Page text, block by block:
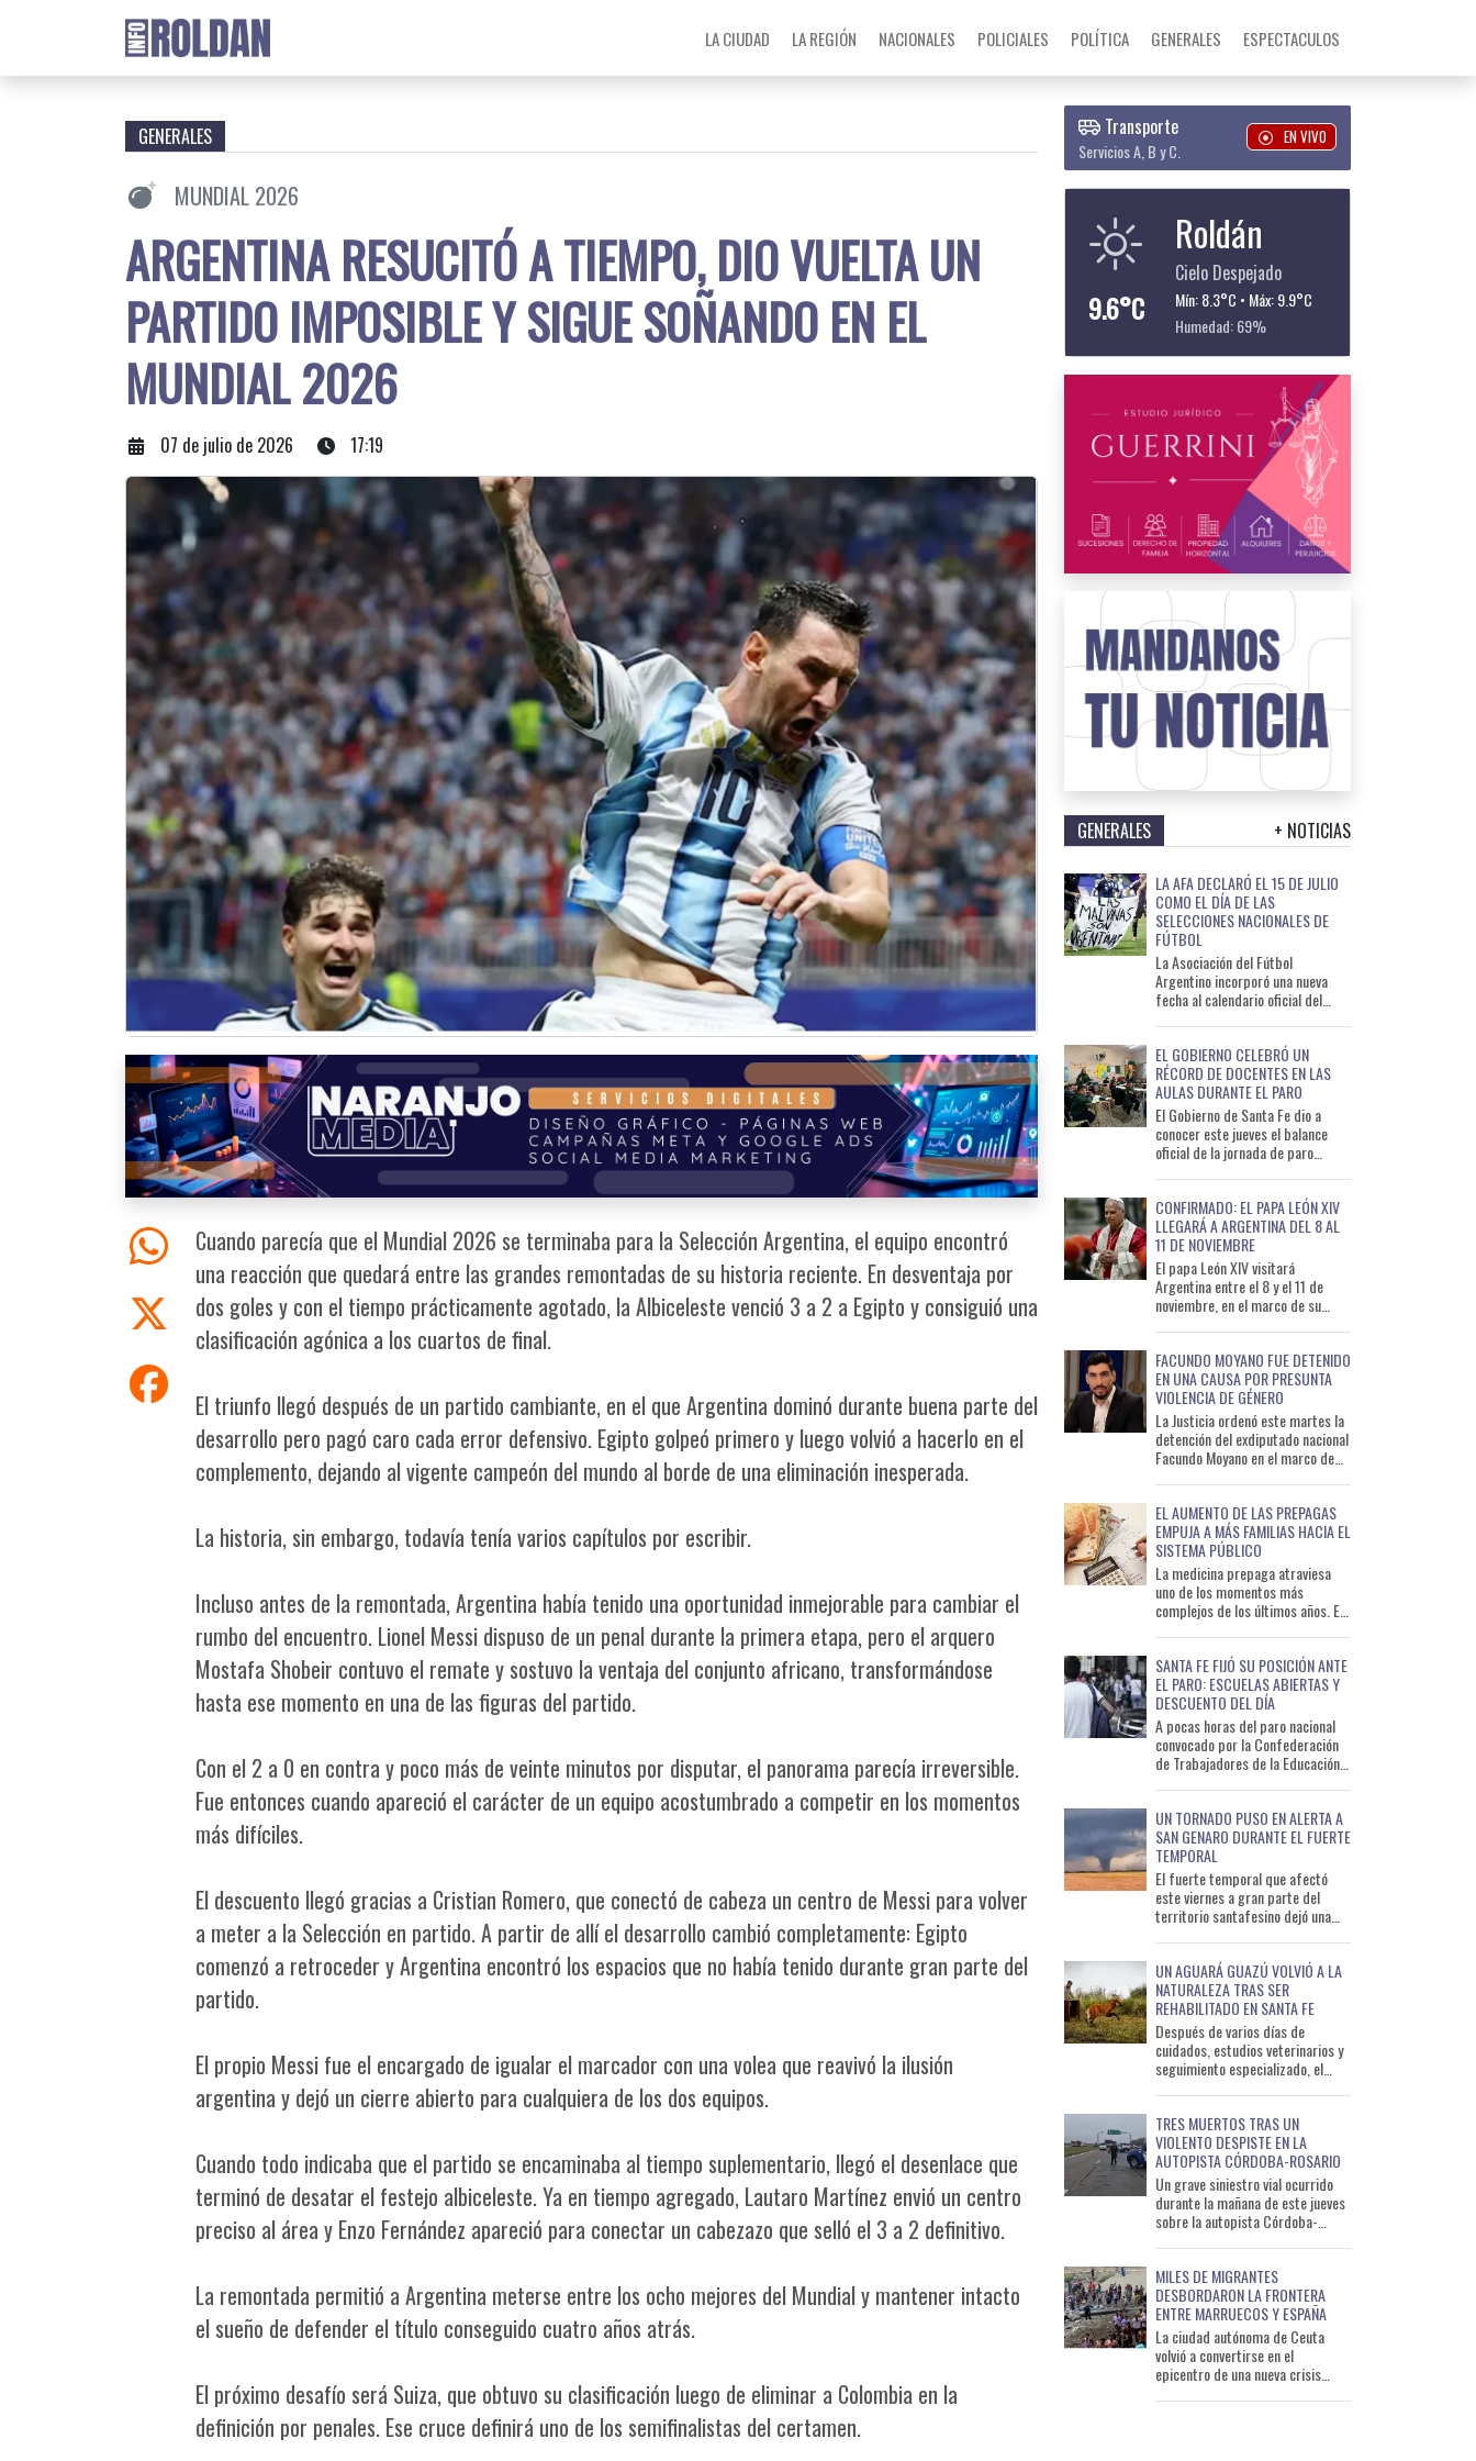
LA CIUDAD LA REGIÓN NACIONALES POLICIALES POLÍTICA GENERALES ESPECTACULOS
GENERALES
MUNDIAL 2026
ARGENTINA RESUCITÓ A TIEMPO, DIO VUELTA UN
PARTIDO IMPOSIBLE Y SIGUE SOÑANDO EN EL
MUNDIAL 2026
07 de julio de 2026 17:19
Cuando parecía que el Mundial 2026 se terminaba para la Selección Argentina, el equipo encontró
una reacción que quedará entre las grandes remontadas de su historia reciente. En desventaja por
dos goles y con el tiempo prácticamente agotado, la Albiceleste venció 3 a 2 a Egipto y consiguió una
clasificación agónica a los cuartos de final.
El triunfo llegó después de un partido cambiante, en el que Argentina dominó durante buena parte del
desarrollo pero pagó caro cada error defensivo. Egipto golpeó primero y luego volvió a hacerlo en el
complemento, dejando al vigente campeón del mundo al borde de una eliminación inesperada.
La historia, sin embargo, todavía tenía varios capítulos por escribir.
Incluso antes de la remontada, Argentina había tenido una oportunidad inmejorable para cambiar el
rumbo del encuentro. Lionel Messi dispuso de un penal durante la primera etapa, pero el arquero
Mostafa Shobeir contuvo el remate y sostuvo la ventaja del conjunto africano, transformándose
hasta ese momento en una de las figuras del partido.
Con el 2 a 0 en contra y poco más de veinte minutos por disputar, el panorama parecía irreversible.
Fue entonces cuando apareció el carácter de un equipo acostumbrado a competir en los momentos
más difíciles.
El descuento llegó gracias a Cristian Romero, que conectó de cabeza un centro de Messi para volver
a meter a la Selección en partido. A partir de allí el desarrollo cambió completamente: Egipto
comenzó a retroceder y Argentina encontró los espacios que no había tenido durante gran parte del
partido.
El propio Messi fue el encargado de igualar el marcador con una volea que reavivó la ilusión
argentina y dejó un cierre abierto para cualquiera de los dos equipos.
Cuando todo indicaba que el partido se encaminaba al tiempo suplementario, llegó el desenlace que
terminó de desatar el festejo albiceleste. Ya en tiempo agregado, Lautaro Martínez envió un centro
preciso al área y Enzo Fernández apareció para conectar un cabezazo que selló el 3 a 2 definitivo.
La remontada permitió a Argentina meterse entre los ocho mejores del Mundial y mantener intacto
el sueño de defender el título conseguido cuatro años atrás.
El próximo desafío será Suiza, que obtuvo su clasificación luego de eliminar a Colombia en la
definición por penales. Ese cruce definirá uno de los semifinalistas del certamen.
Transporte
Servicios A, B y C.
EN VIVO
9.6°C
Roldán
Cielo Despejado
Mín: 8.3°C • Máx: 9.9°C
Humedad: 69%
GENERALES + NOTICIAS
LA AFA DECLARÓ EL 15 DE JULIO
COMO EL DÍA DE LAS
SELECCIONES NACIONALES DE
FÚTBOL
La Asociación del Fútbol
Argentino incorporó una nueva
fecha al calendario oficial del
EL GOBIERNO CELEBRÓ UN
RÉCORD DE DOCENTES EN LAS
AULAS DURANTE EL PARO
El Gobierno de Santa Fe dio a
conocer este jueves el balance
oficial de la jornada de paro
CONFIRMADO: EL PAPA LEÓN XIV
LLEGARÁ A ARGENTINA DEL 8 AL
11 DE NOVIEMBRE
El papa León XIV visitará
Argentina entre el 8 y el 11 de
noviembre, en el marco de su
FACUNDO MOYANO FUE DETENIDO
EN UNA CAUSA POR PRESUNTA
VIOLENCIA DE GÉNERO
La Justicia ordenó este martes la
detención del exdiputado nacional
Facundo Moyano en el marco de
EL AUMENTO DE LAS PREPAGAS
EMPUJA A MÁS FAMILIAS HACIA EL
SISTEMA PÚBLICO
La medicina prepaga atraviesa
uno de los momentos más
complejos de los últimos años. El
SANTA FE FIJÓ SU POSICIÓN ANTE
EL PARO: ESCUELAS ABIERTAS Y
DESCUENTO DEL DÍA
A pocas horas del paro nacional
convocado por la Confederación
de Trabajadores de la Educación
UN TORNADO PUSO EN ALERTA A
SAN GENARO DURANTE EL FUERTE
TEMPORAL
El fuerte temporal que afectó
este viernes a gran parte del
territorio santafesino dejó una
UN AGUARÁ GUAZÚ VOLVIÓ A LA
NATURALEZA TRAS SER
REHABILITADO EN SANTA FE
Después de varios días de
cuidados, estudios veterinarios y
seguimiento especializado, el
TRES MUERTOS TRAS UN
VIOLENTO DESPISTE EN LA
AUTOPISTA CÓRDOBA-ROSARIO
Un grave siniestro vial ocurrido
durante la mañana de este jueves
sobre la autopista Córdoba-
MILES DE MIGRANTES
DESBORDARON LA FRONTERA
ENTRE MARRUECOS Y ESPAÑA
La ciudad autónoma de Ceuta
volvió a convertirse en el
epicentro de una nueva crisis